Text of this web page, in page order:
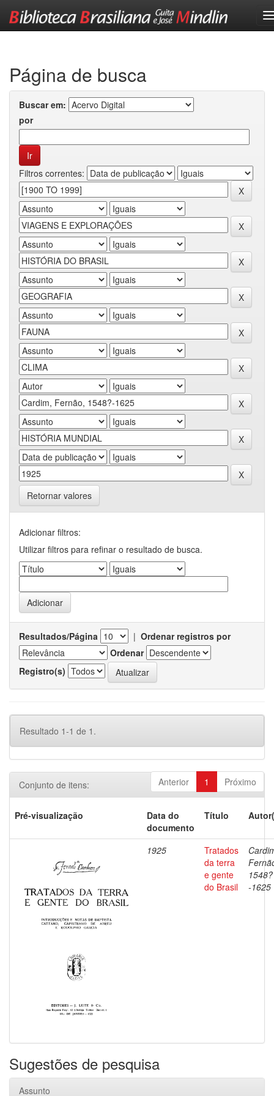
Página de busca
Buscar em:
por
Filtros correntes:
Retornar valores
Adicionar filtros:
Utilizar filtros para refinar o resultado de busca.
Resultados/Página | Ordenar registros por
Ordenar
Registro(s)
Resultado 1-1 de 1.
Anterior 1 Próximo
Conjunto de itens:
Pré-visualização
Data do
documento
Título
1925
Tratados
da terra
e gente
do Brasil
1548?
-1625
Sugestões de pesquisa
Assunto